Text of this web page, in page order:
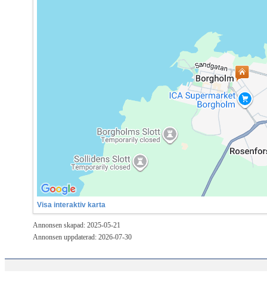
Visa interaktiv karta
Annonsen skapad: 2025-05-21
Annonsen uppdaterad: 2026-07-30